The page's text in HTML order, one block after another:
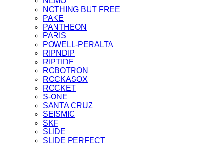
NOTHING BUT FREE
PAKE
PANTHEON
PARIS
POWELL-PERALTA
RIPNDIP
RIPTIDE
ROBOTRON
ROCKASOX
ROCKET
S-ONE
SANTA CRUZ
SEISMIC
SKF
SLIDE
SLIDE PERFECT